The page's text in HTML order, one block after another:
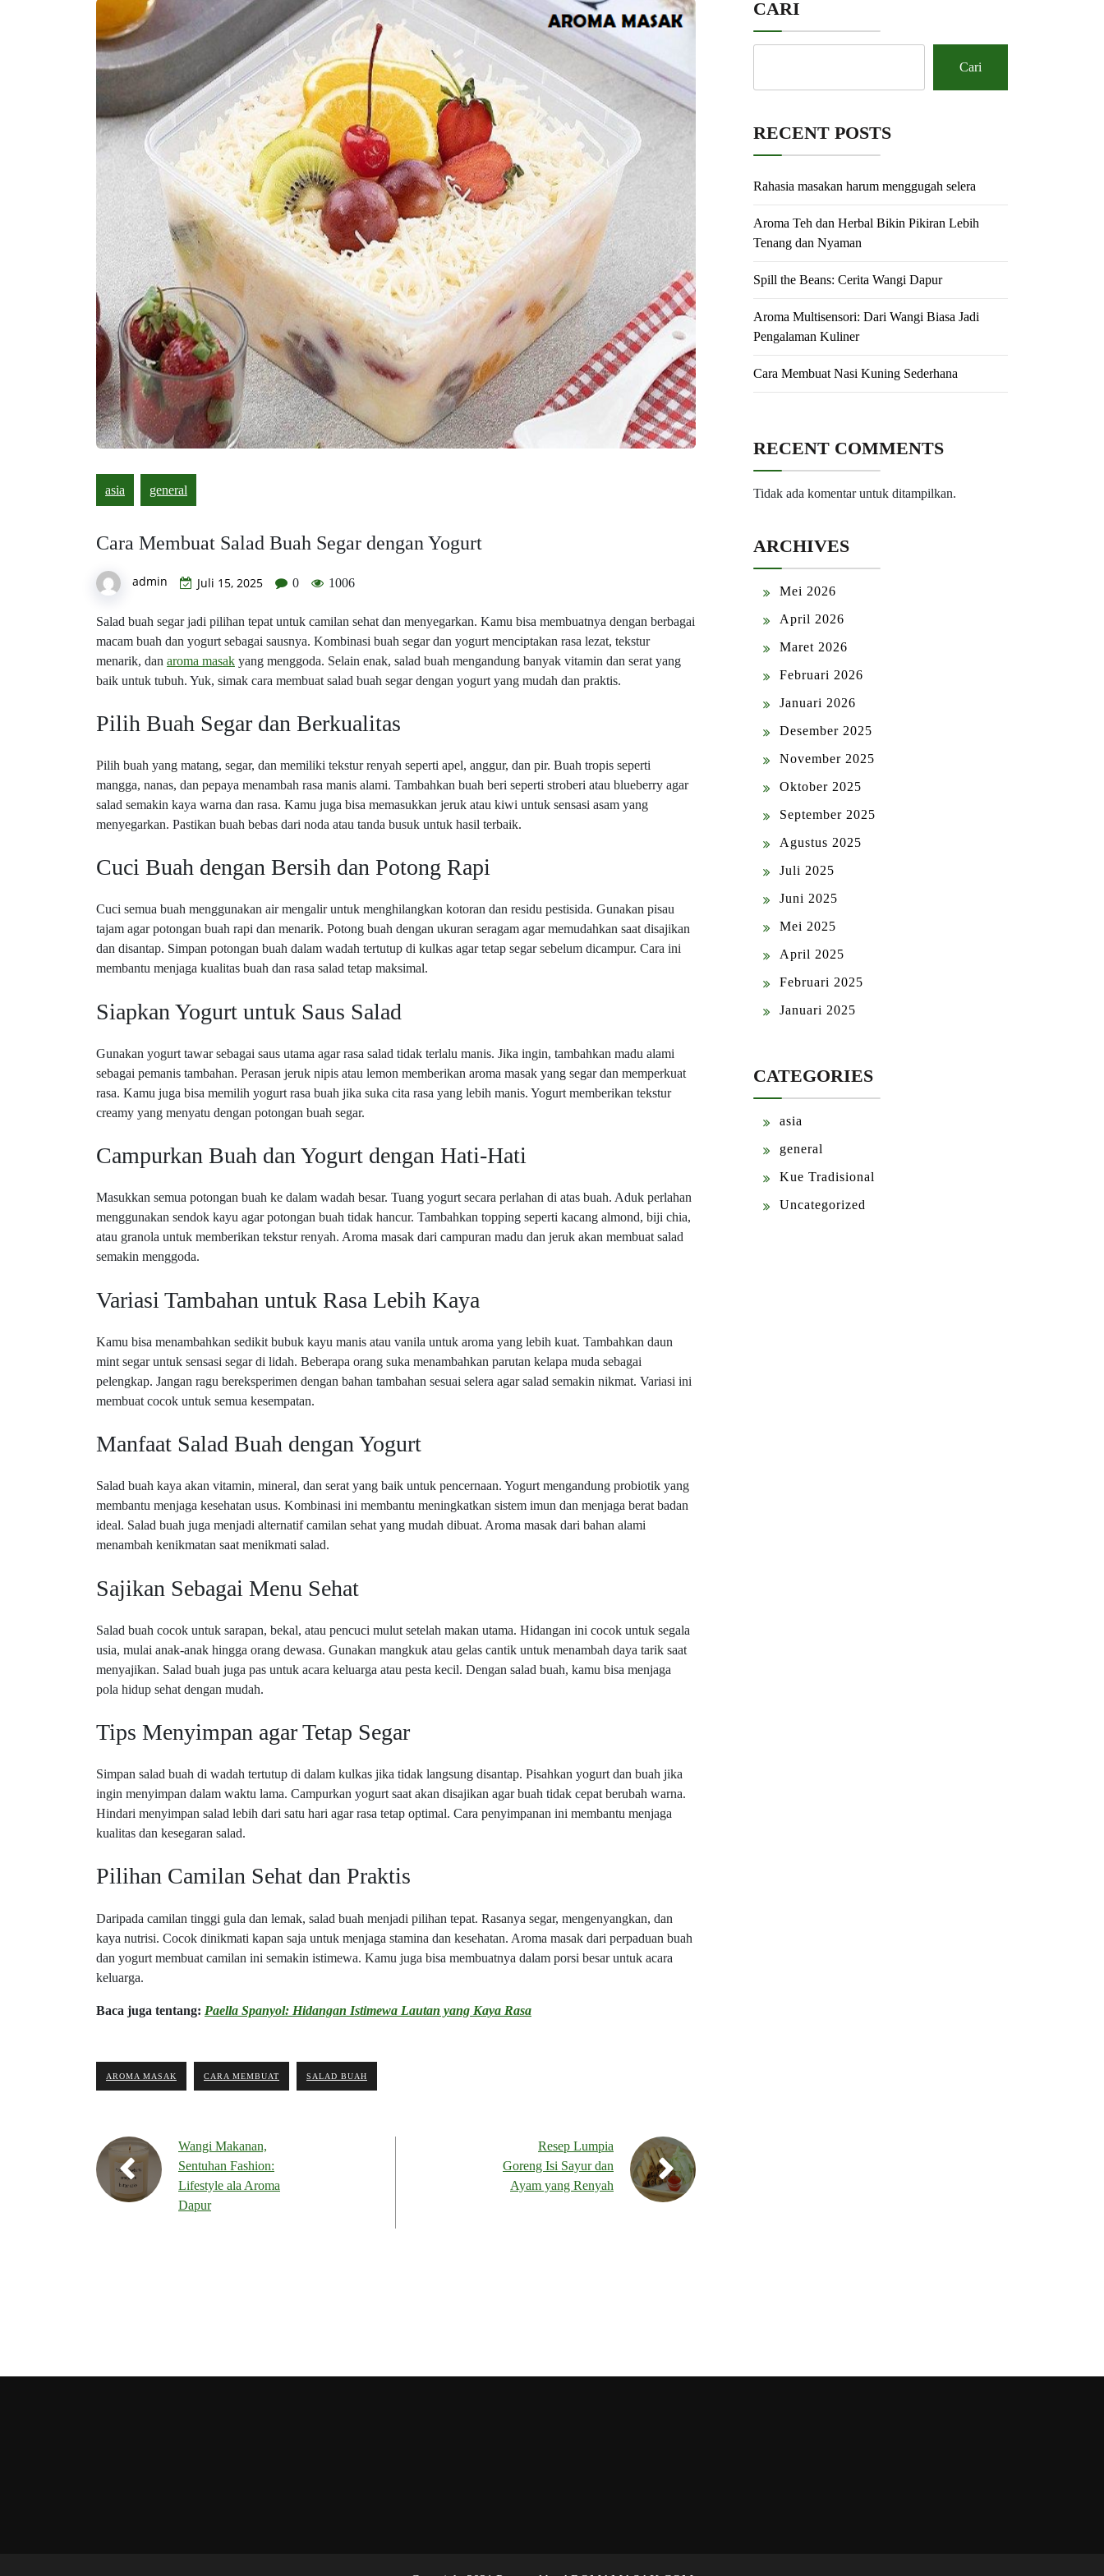
asia general
Cara Membuat Salad Buah Segar dengan Yogurt
admin Juli 15, 2025 0 1006
Salad buah segar jadi pilihan tepat untuk camilan sehat dan menyegarkan. Kamu bisa membuatnya dengan berbagai
macam buah dan yogurt sebagai sausnya. Kombinasi buah segar dan yogurt menciptakan rasa lezat, tekstur
menarik, dan aroma masak yang menggoda. Selain enak, salad buah mengandung banyak vitamin dan serat yang
baik untuk tubuh. Yuk, simak cara membuat salad buah segar dengan yogurt yang mudah dan praktis.
Pilih Buah Segar dan Berkualitas
Pilih buah yang matang, segar, dan memiliki tekstur renyah seperti apel, anggur, dan pir. Buah tropis seperti
mangga, nanas, dan pepaya menambah rasa manis alami. Tambahkan buah beri seperti stroberi atau blueberry agar
salad semakin kaya warna dan rasa. Kamu juga bisa memasukkan jeruk atau kiwi untuk sensasi asam yang
menyegarkan. Pastikan buah bebas dari noda atau tanda busuk untuk hasil terbaik.
Cuci Buah dengan Bersih dan Potong Rapi
Cuci semua buah menggunakan air mengalir untuk menghilangkan kotoran dan residu pestisida. Gunakan pisau
tajam agar potongan buah rapi dan menarik. Potong buah dengan ukuran seragam agar memudahkan saat disajikan
dan disantap. Simpan potongan buah dalam wadah tertutup di kulkas agar tetap segar sebelum dicampur. Cara ini
membantu menjaga kualitas buah dan rasa salad tetap maksimal.
Siapkan Yogurt untuk Saus Salad
Gunakan yogurt tawar sebagai saus utama agar rasa salad tidak terlalu manis. Jika ingin, tambahkan madu alami
sebagai pemanis tambahan. Perasan jeruk nipis atau lemon memberikan aroma masak yang segar dan memperkuat
rasa. Kamu juga bisa memilih yogurt rasa buah jika suka cita rasa yang lebih manis. Yogurt memberikan tekstur
creamy yang menyatu dengan potongan buah segar.
Campurkan Buah dan Yogurt dengan Hati-Hati
Masukkan semua potongan buah ke dalam wadah besar. Tuang yogurt secara perlahan di atas buah. Aduk perlahan
menggunakan sendok kayu agar potongan buah tidak hancur. Tambahkan topping seperti kacang almond, biji chia,
atau granola untuk memberikan tekstur renyah. Aroma masak dari campuran madu dan jeruk akan membuat salad
semakin menggoda.
Variasi Tambahan untuk Rasa Lebih Kaya
Kamu bisa menambahkan sedikit bubuk kayu manis atau vanila untuk aroma yang lebih kuat. Tambahkan daun
mint segar untuk sensasi segar di lidah. Beberapa orang suka menambahkan parutan kelapa muda sebagai
pelengkap. Jangan ragu bereksperimen dengan bahan tambahan sesuai selera agar salad semakin nikmat. Variasi ini
membuat cocok untuk semua kesempatan.
Manfaat Salad Buah dengan Yogurt
Salad buah kaya akan vitamin, mineral, dan serat yang baik untuk pencernaan. Yogurt mengandung probiotik yang
membantu menjaga kesehatan usus. Kombinasi ini membantu meningkatkan sistem imun dan menjaga berat badan
ideal. Salad buah juga menjadi alternatif camilan sehat yang mudah dibuat. Aroma masak dari bahan alami
menambah kenikmatan saat menikmati salad.
Sajikan Sebagai Menu Sehat
Salad buah cocok untuk sarapan, bekal, atau pencuci mulut setelah makan utama. Hidangan ini cocok untuk segala
usia, mulai anak-anak hingga orang dewasa. Gunakan mangkuk atau gelas cantik untuk menambah daya tarik saat
menyajikan. Salad buah juga pas untuk acara keluarga atau pesta kecil. Dengan salad buah, kamu bisa menjaga
pola hidup sehat dengan mudah.
Tips Menyimpan agar Tetap Segar
Simpan salad buah di wadah tertutup di dalam kulkas jika tidak langsung disantap. Pisahkan yogurt dan buah jika
ingin menyimpan dalam waktu lama. Campurkan yogurt saat akan disajikan agar buah tidak cepat berubah warna.
Hindari menyimpan salad lebih dari satu hari agar rasa tetap optimal. Cara penyimpanan ini membantu menjaga
kualitas dan kesegaran salad.
Pilihan Camilan Sehat dan Praktis
Daripada camilan tinggi gula dan lemak, salad buah menjadi pilihan tepat. Rasanya segar, mengenyangkan, dan
kaya nutrisi. Cocok dinikmati kapan saja untuk menjaga stamina dan kesehatan. Aroma masak dari perpaduan buah
dan yogurt membuat camilan ini semakin istimewa. Kamu juga bisa membuatnya dalam porsi besar untuk acara
keluarga.
Baca juga tentang: Paella Spanyol: Hidangan Istimewa Lautan yang Kaya Rasa
AROMA MASAK CARA MEMBUAT SALAD BUAH
Wangi Makanan,
Sentuhan Fashion:
Lifestyle ala Aroma
Dapur
Resep Lumpia
Goreng Isi Sayur dan
Ayam yang Renyah
CARI
Cari
RECENT POSTS
Rahasia masakan harum menggugah selera
Aroma Teh dan Herbal Bikin Pikiran Lebih
Tenang dan Nyaman
Spill the Beans: Cerita Wangi Dapur
Aroma Multisensori: Dari Wangi Biasa Jadi
Pengalaman Kuliner
Cara Membuat Nasi Kuning Sederhana
RECENT COMMENTS
Tidak ada komentar untuk ditampilkan.
ARCHIVES
Mei 2026
April 2026
Maret 2026
Februari 2026
Januari 2026
Desember 2025
November 2025
Oktober 2025
September 2025
Agustus 2025
Juli 2025
Juni 2025
Mei 2025
April 2025
Februari 2025
Januari 2025
CATEGORIES
asia
general
Kue Tradisional
Uncategorized